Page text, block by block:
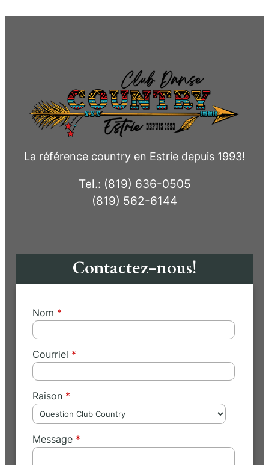
La référence country en Estrie depuis 1993!
Tel.: (819) 636-0505
(819) 562-6144
Contactez-nous!
Nom
Courriel
Raison
Message